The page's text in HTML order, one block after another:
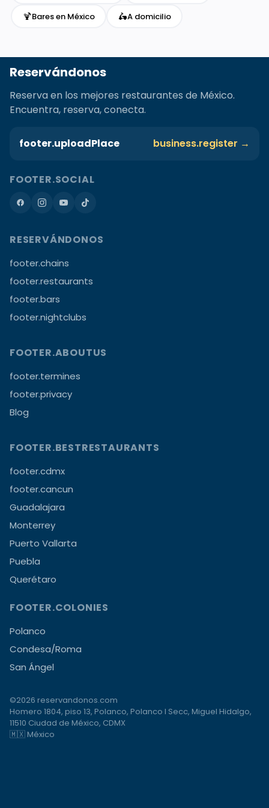
🍹Bares en México 🛵A domicilio
Reservándonos
Reserva en los mejores restaurantes de México.
Encuentra, reserva, conecta.
footer.uploadPlace business.register →
FOOTER.SOCIAL
RESERVÁNDONOS
footer.chains
footer.restaurants
footer.bars
footer.nightclubs
FOOTER.ABOUTUS
footer.termines
footer.privacy
Blog
FOOTER.BESTRESTAURANTS
footer.cdmx
footer.cancun
Guadalajara
Monterrey
Puerto Vallarta
Puebla
Querétaro
FOOTER.COLONIES
Polanco
Condesa/Roma
San Ángel
©2026 reservandonos.com
Homero 1804, piso 13, Polanco, Polanco I Secc, Miguel Hidalgo,
11510 Ciudad de México, CDMX
🇲🇽 México